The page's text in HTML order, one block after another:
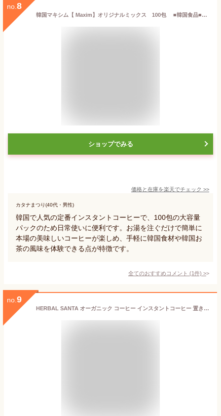
no. 8
韓国マキシム【 Maxim】オリジナルミックス 100包 ■韓国食品■韓国食材■韓国お茶 ■蜂蜜入りお茶■お茶■韓国コーヒー■インスタントコーヒー■美味しいコーヒー■
ショップでみる
価格と在庫を楽天でチェック >>
カタナまつり(40代・男性)
韓国で人気の定番インスタントコーヒーで、100包の大容量
パックのため日常使いに便利です。お湯を注ぐだけで簡単に
本場の美味しいコーヒーが楽しめ、手軽に韓国食材や韓国お
茶の風味を体験できる点が特徴です。
全てのおすすめコメント (1件) >
no. 9
HERBAL SANTA オーガニック コーヒー インスタントコーヒー 置き換えシリーズ ハーバルサンタ